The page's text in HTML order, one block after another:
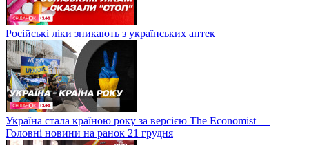
Російські ліки зникають з українських аптек
Україна стала країною року за версією The Economist —
Головні новини на ранок 21 грудня